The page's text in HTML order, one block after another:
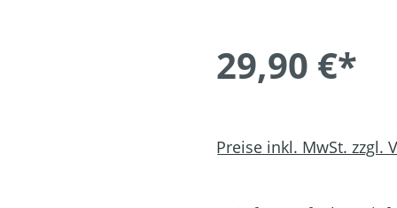
29,90 €*
Preise inkl. MwSt. zzgl.